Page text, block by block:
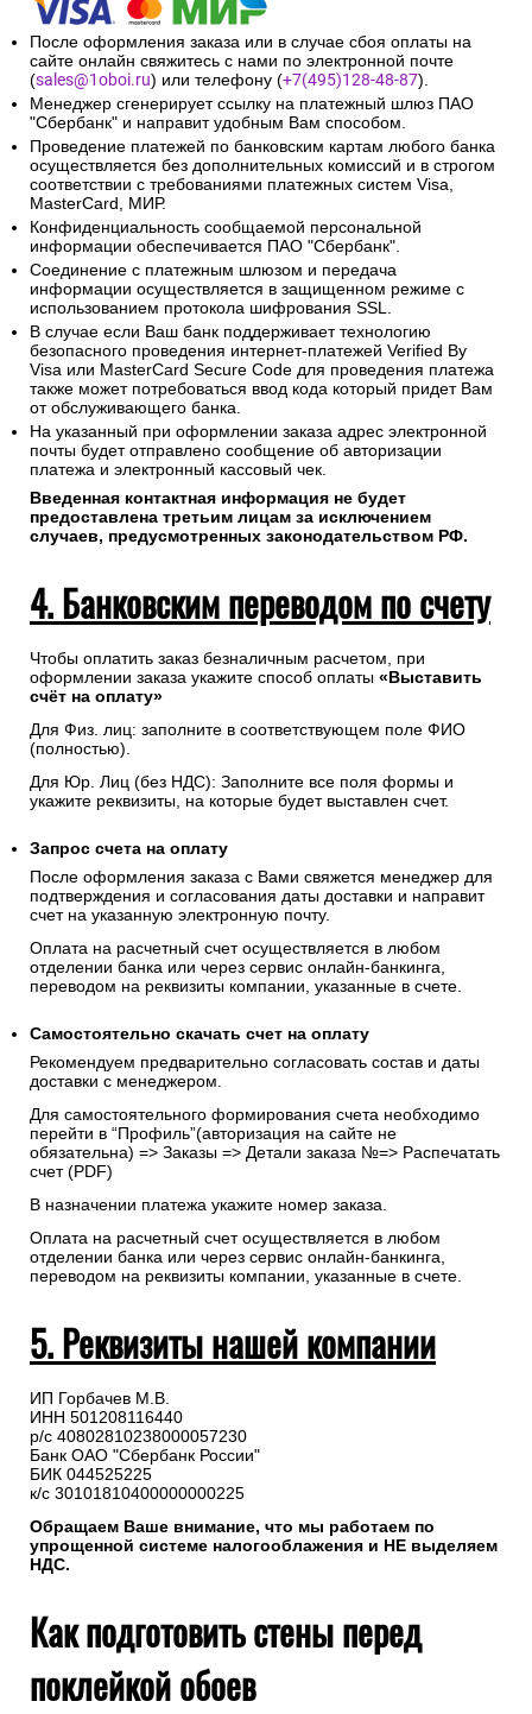
После оформления заказа или в случае сбоя оплаты на
сайте онлайн свяжитесь с нами по электронной почте
(sales@1oboi.ru) или телефону (+7(495)128-48-87).
Менеджер сгенерирует ссылку на платежный шлюз ПАО
"Сбербанк" и направит удобным Вам способом.
Проведение платежей по банковским картам любого банка
осуществляется без дополнительных комиссий и в строгом
соответствии с требованиями платежных систем Visa,
MasterCard, МИР.
Конфиденциальность сообщаемой персональной
информации обеспечивается ПАО "Сбербанк".
Соединение с платежным шлюзом и передача
информации осуществляется в защищенном режиме с
использованием протокола шифрования SSL.
В случае если Ваш банк поддерживает технологию
безопасного проведения интернет-платежей Verified By
Visa или MasterCard Secure Code для проведения платежа
также может потребоваться ввод кода который придет Вам
от обслуживающего банка.
На указанный при оформлении заказа адрес электронной
почты будет отправлено сообщение об авторизации
платежа и электронный кассовый чек.
Введенная контактная информация не будет
предоставлена третьим лицам за исключением
случаев, предусмотренных законодательством РФ.
4. Банковским переводом по счету
Чтобы оплатить заказ безналичным расчетом, при
оформлении заказа укажите способ оплаты «Выставить
счёт на оплату»
Для Физ. лиц: заполните в соответствующем поле ФИО
(полностью).
Для Юр. Лиц (без НДС): Заполните все поля формы и
укажите реквизиты, на которые будет выставлен счет.
Запрос счета на оплату
После оформления заказа с Вами свяжется менеджер для
подтверждения и согласования даты доставки и направит
счет на указанную электронную почту.
Оплата на расчетный счет осуществляется в любом
отделении банка или через сервис онлайн-банкинга,
переводом на реквизиты компании, указанные в счете.
Самостоятельно скачать счет на оплату
Рекомендуем предварительно согласовать состав и даты
доставки с менеджером.
Для самостоятельного формирования счета необходимо
перейти в “Профиль”(авторизация на сайте не
обязательна) => Заказы => Детали заказа №=> Распечатать
счет (PDF)
В назначении платежа укажите номер заказа.
Оплата на расчетный счет осуществляется в любом
отделении банка или через сервис онлайн-банкинга,
переводом на реквизиты компании, указанные в счете.
5. Реквизиты нашей компании
ИП Горбачев М.В.
ИНН 501208116440
р/с 40802810238000057230
Банк ОАО "Сбербанк России"
БИК 044525225
к/с 30101810400000000225
Обращаем Ваше внимание, что мы работаем по
упрощенной системе налогооблажения и НЕ выделяем
НДС.
Как подготовить стены перед
поклейкой обоев